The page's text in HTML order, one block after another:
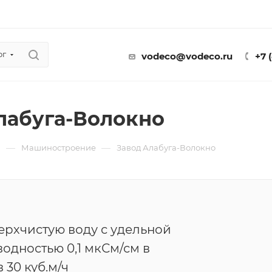
vodeco@vodeco.ru +7
Волокно
— Машиностроение — Завод Алабуга-Волокно
воду с удельной
0,1 мкСм/см в
30 куб.м/ч